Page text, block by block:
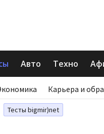
Авто Техно
Карьера и
Тесты bigmir)net